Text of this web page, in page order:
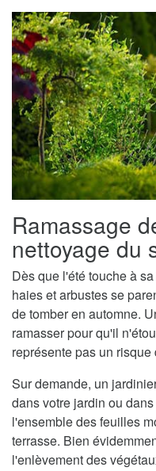
Ramassage
nettoyage du
Dès que l'été touche à
haies et arbustes se
de tomber en automne.
ramasser pour qu'il
représente pas un
Sur demande, un
dans votre jardin ou
l'ensemble des feuilles
terrasse. Bien
l'enlèvement des